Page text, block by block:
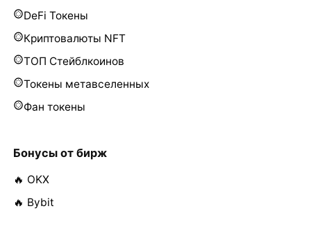
DeFi Токены
Криптовалюты NFT
ТОП Стейблкоинов
Токены метавселенных
Фан токены
Бонусы от бирж
🔥 OKX
🔥 Bybit